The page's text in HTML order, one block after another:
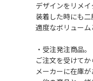
デザインをリメ
装着した時にも
適度なボリュー
・受注発注商品。
ご注文を受けてか
メーカーに在庫